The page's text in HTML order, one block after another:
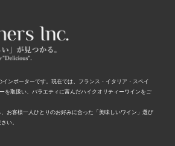
インポーターです。現在では、フランス・イタリア・スペイ
を取扱い、バラエティに富んだハイクオリティーワインをご
お客様一人ひとりのお好みに合った「美味しいワイン」選び
い。